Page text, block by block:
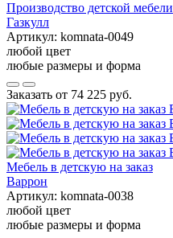
Производство детской мебели
Газкулл
Артикул: komnata-0049
любой цвет
любые размеры и форма
Заказать от 74 225 руб.
Мебель в детскую на заказ
Варрон
Артикул: komnata-0038
любой цвет
любые размеры и форма